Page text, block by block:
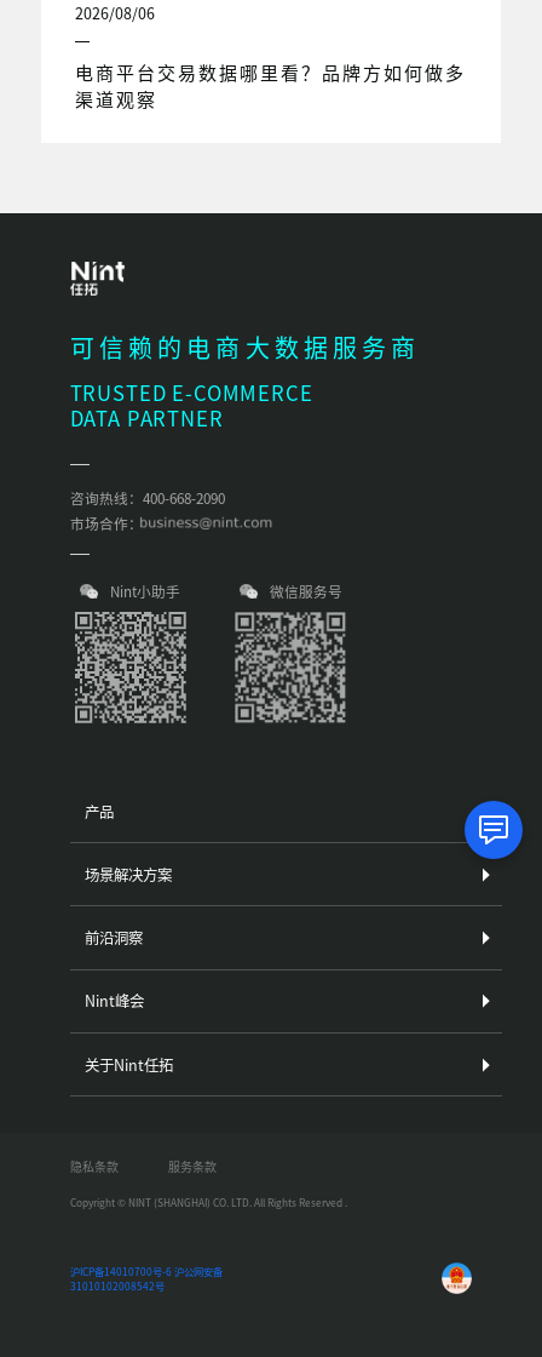
2026/08/06
电商平台交易数据哪里看？品牌方如何做多
渠道观察
可信赖的电商大数据服务商
TRUSTED E-COMMERCE
DATA PARTNER
咨询热线：400-668-2090
市场合作：
Nint小助手 微信服务号
产品
场景解决方案
前沿洞察
Nint峰会
关于Nint任拓
Copyright © NINT (SHANGHAI) CO. LTD. All Rights Reserved .
沪ICP备14010700号-6 沪公网安备
31010102008542号
隐私条款 服务条款